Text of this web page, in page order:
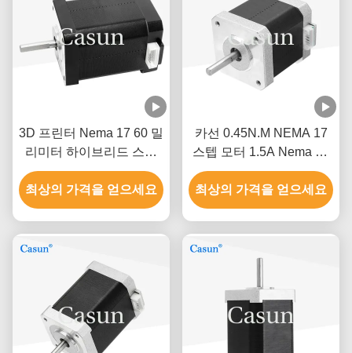
3D 프린터 Nema 17 60 밀
리미터 하이브리드 스텝
모터 0.5A 0.78N.M 2는 단
계적으로 시행합니다
최상의 가격을 얻으세요
카선 0.45N.M NEMA 17
스텝 모터 1.5A Nema 17
48 밀리미터 2 단계 1.8 급
최상의 가격을 얻으세요